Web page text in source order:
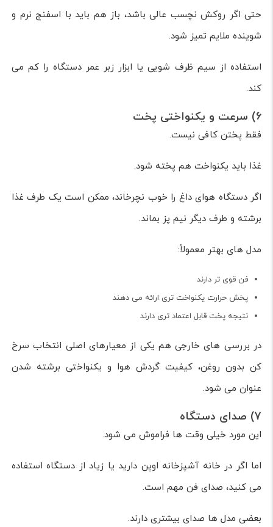
حتی اگر روکش نچسب عالی باشد، باز هم باید با اسفنج نرم و
شوینده ملایم تمیز شود.
استفاده از سیم ظرف شویی یا ابزار زبر عمر دستگاه را کم می
کند.
6) سرعت و یکنواختی پخت
فقط پختن کافی نیست.
غذا باید یکنواخت هم پخته شود.
اگر دستگاه هوای داغ را خوب نچرخاند، ممکن است یک طرف غذا
برشته و طرف دیگر نیم پز بماند.
مدل های بهتر معمولاً:
فن قوی تر دارند
پخش حرارت یکنواخت تری ارائه می دهند
نتیجه پخت قابل اعتماد تری دارند
در بررسی های خارجی هم یکی از معیارهای اصلی انتخاب سرخ
کن بدون روغن، کیفیت گردش هوا و یکنواختی برشته شدن
عنوان می شود.
7) صدای دستگاه
این مورد خیلی وقت ها فراموش می شود.
اما اگر در خانه آشپزخانه اوپن دارید یا زیاد از دستگاه استفاده
می کنید، صدای فن مهم است.
بعضی مدل ها صدای بیشتری دارند.